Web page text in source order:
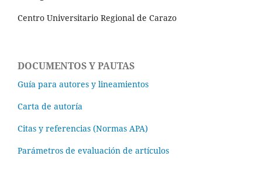
Centro Universitario Regional de Carazo
DOCUMENTOS Y PAUTAS
Guía para autores y lineamientos
Carta de autoría
Citas y referencias (Normas APA)
Parámetros de evaluación de artículos